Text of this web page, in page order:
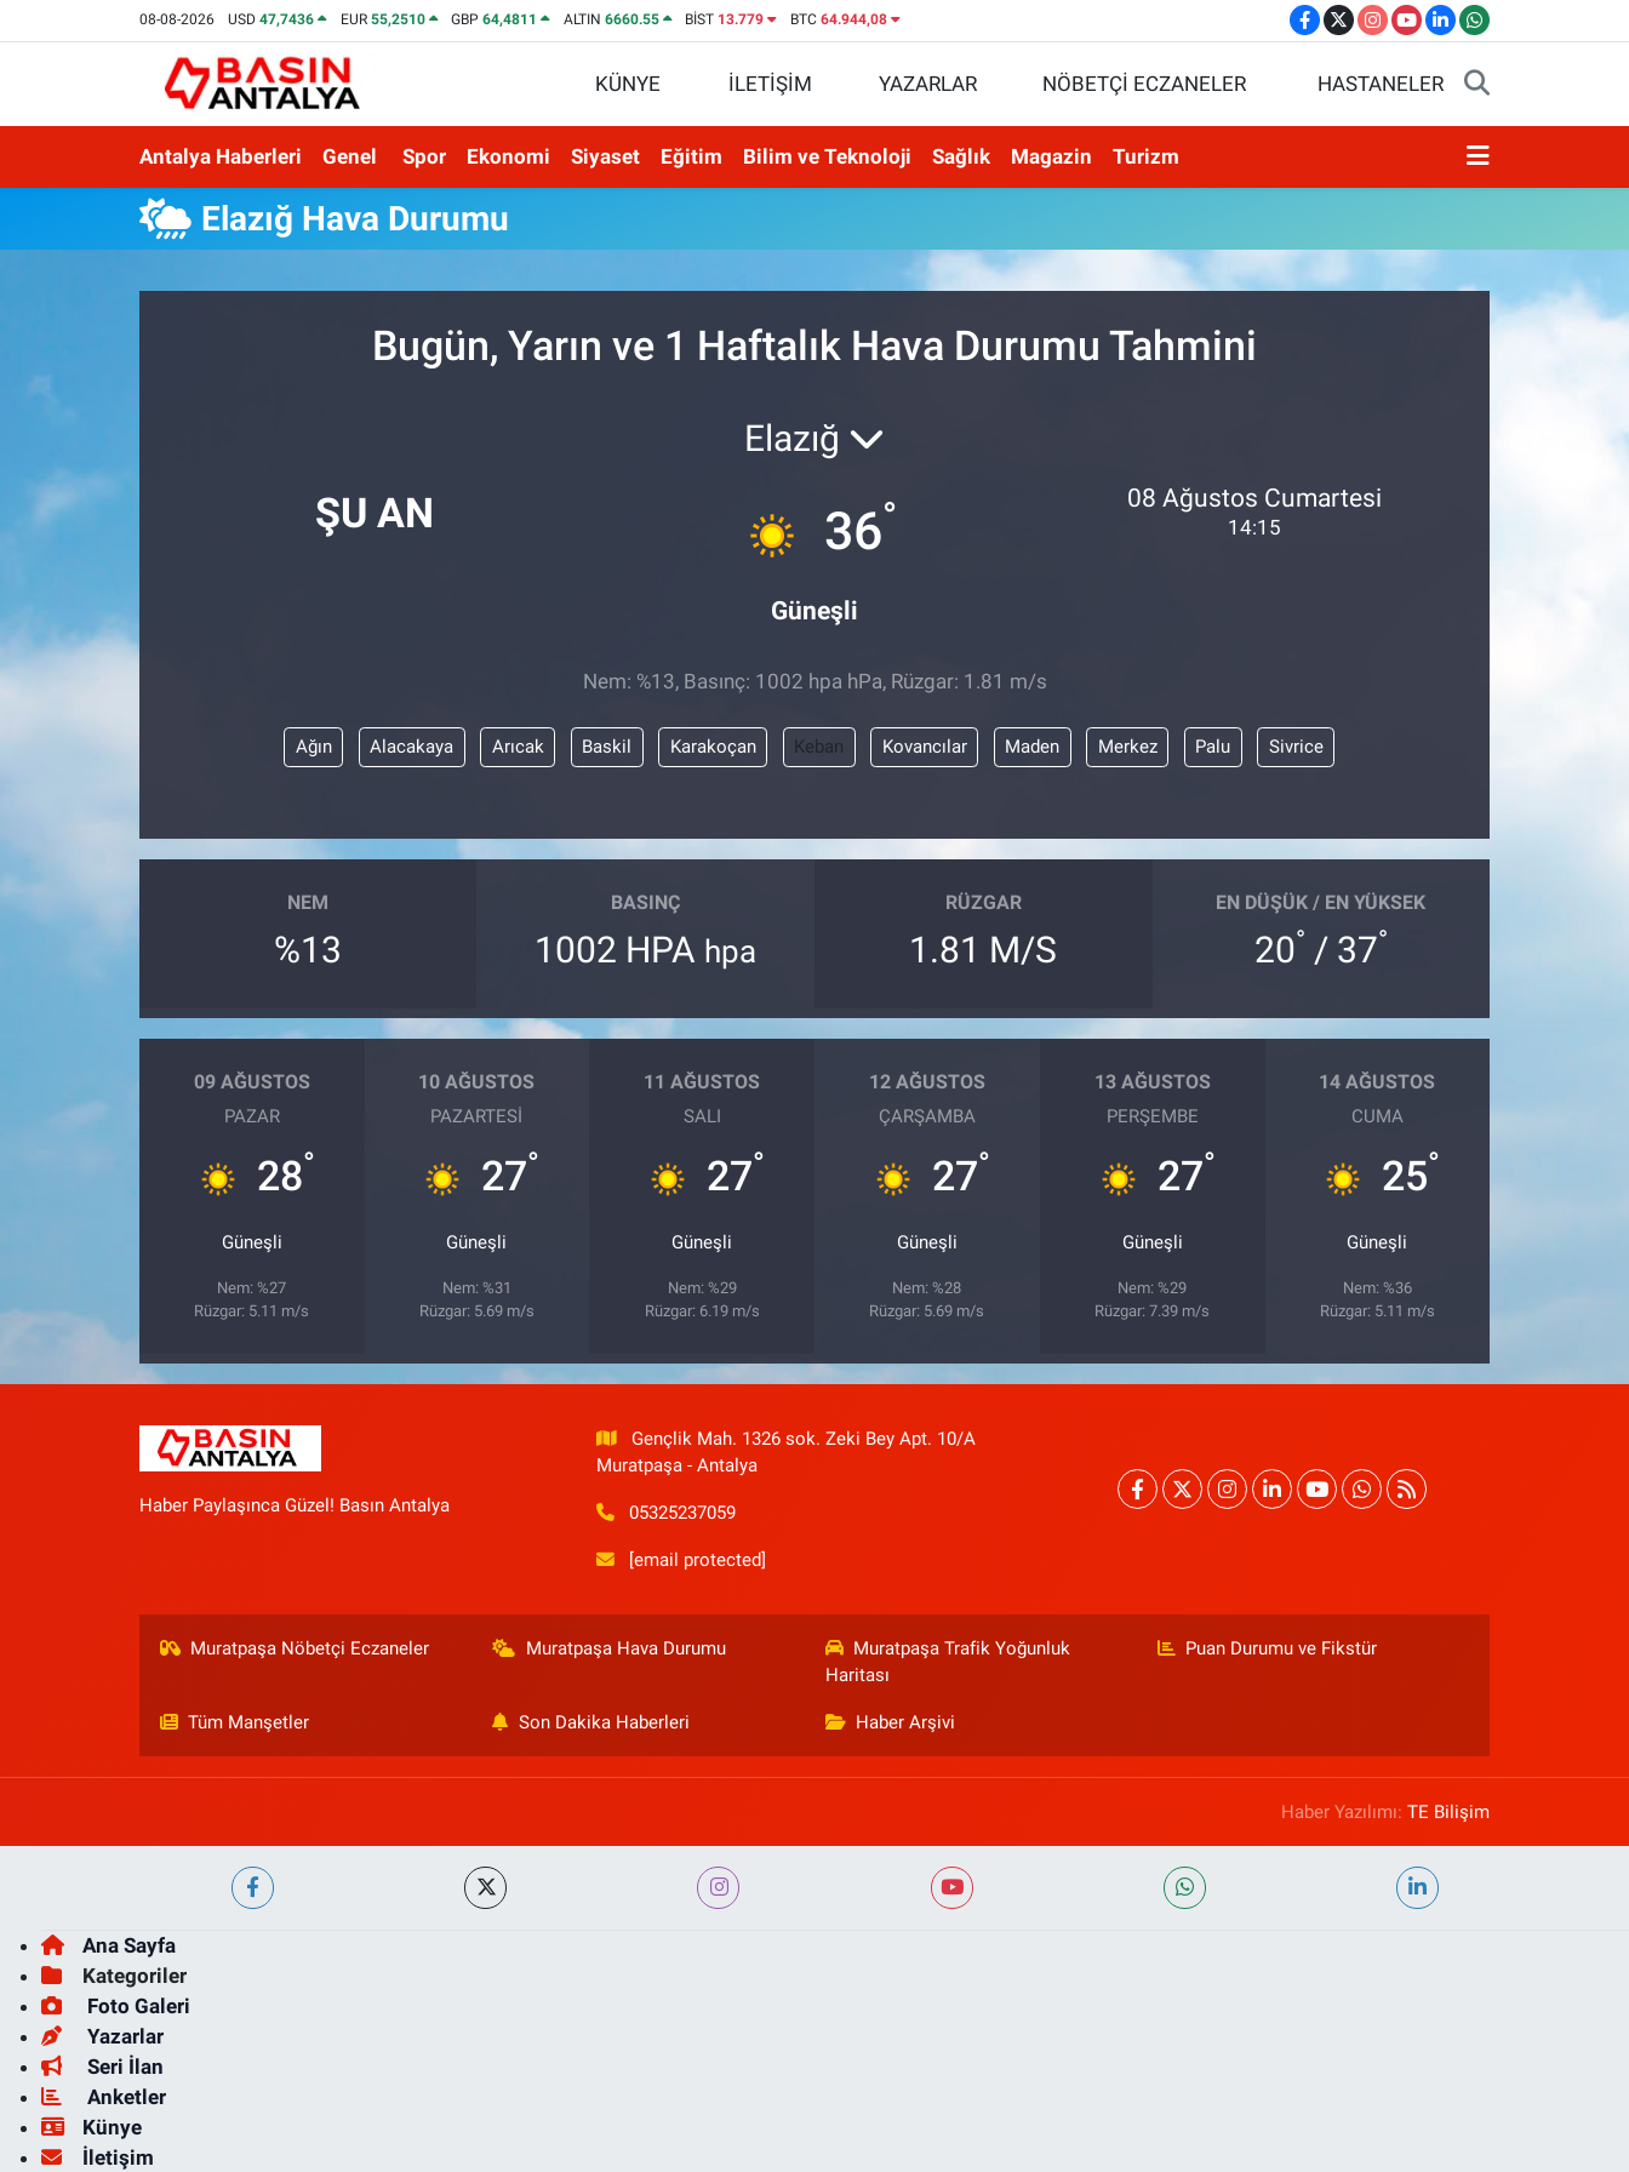
08-08-2026 USD47,7436 EUR 55,2510 GBP64,4811 ALTIN 6660.55 BİST 13.779 BTC 64.944,08
KÜNYE İLETİŞİM YAZARLAR NÖBETÇİ ECZANELER HASTANELER
Antalya Haberleri Genel Spor Ekonomi Siyaset Eğitim Bilim ve Teknoloji Sağlık Magazin Turizm
Elazığ Hava Durumu
Bugün, Yarın ve 1 Haftalık Hava Durumu Tahmini
ŞU AN
Elazığ
36°
Güneşli
08 Ağustos Cumartesi
14:15
Nem: %13, Basınç: 1002 hpa hPa, Rüzgar: 1.81 m/s
Ağın Alacakaya Arıcak Baskil Karakoçan Keban Kovancılar Maden Merkez Palu Sivrice
NEM
%13
BASINÇ
1002 HPA hpa
RÜZGAR
1.81 M/S
EN DÜŞÜK / EN YÜKSEK
20° / 37°
09 AĞUSTOS
PAZAR
28°
Güneşli
Nem: %27
Rüzgar: 5.11 m/s
10 AĞUSTOS
PAZARTESI
27°
Güneşli
Nem: %31
Rüzgar: 5.69 m/s
11 AĞUSTOS
SALI
27°
Güneşli
Nem: %29
Rüzgar: 6.19 m/s
12 AĞUSTOS
ÇARŞAMBA
27°
Güneşli
Nem: %28
Rüzgar: 5.69 m/s
13 AĞUSTOS
PERŞEMBE
27°
Güneşli
Nem: %29
Rüzgar: 7.39 m/s
14 AĞUSTOS
CUMA
25°
Güneşli
Nem: %36
Rüzgar: 5.11 m/s
Haber Paylaşınca Güzel! Basın Antalya
Gençlik Mah. 1326 sok. Zeki Bey Apt. 10/A
Muratpaşa - Antalya
05325237059
[email protected]
Muratpaşa Nöbetçi Eczaneler Muratpaşa Hava Durumu
Muratpaşa Trafik Yoğunluk
Haritası
Puan Durumu ve Fikstür
Tüm Manşetler Son Dakika Haberleri Haber Arşivi
Haber Yazılımı:TE Bilişim
Ana Sayfa
Kategoriler
Foto Galeri
Yazarlar
Seri İlan
Anketler
Künye
İletişim